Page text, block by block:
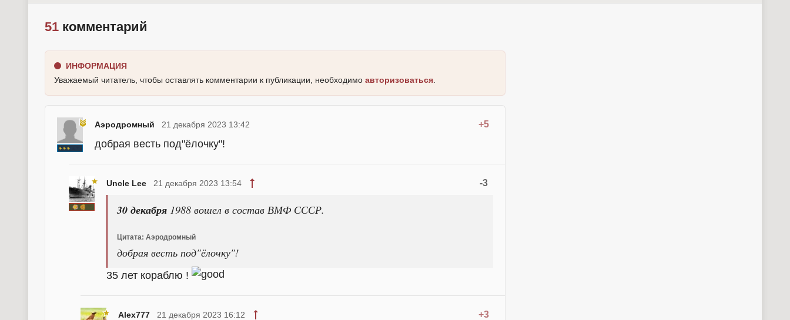
51 комментарий
ИНФОРМАЦИЯ
Уважаемый читатель, чтобы оставлять комментарии к публикации, необходимо авторизоваться
Аэродромный +5
21 декабря 2023 13:42
добрая весть под"ёлочку"!
Uncle Lee -3
21 декабря 2023 13:54
30 декабря 1988 вошел в состав ВМФ СССР.
Цитата: Аэродромный
добрая весть под"ёлочку"!
35 лет кораблю !
Alex777 +3
21 декабря 2023 16:12